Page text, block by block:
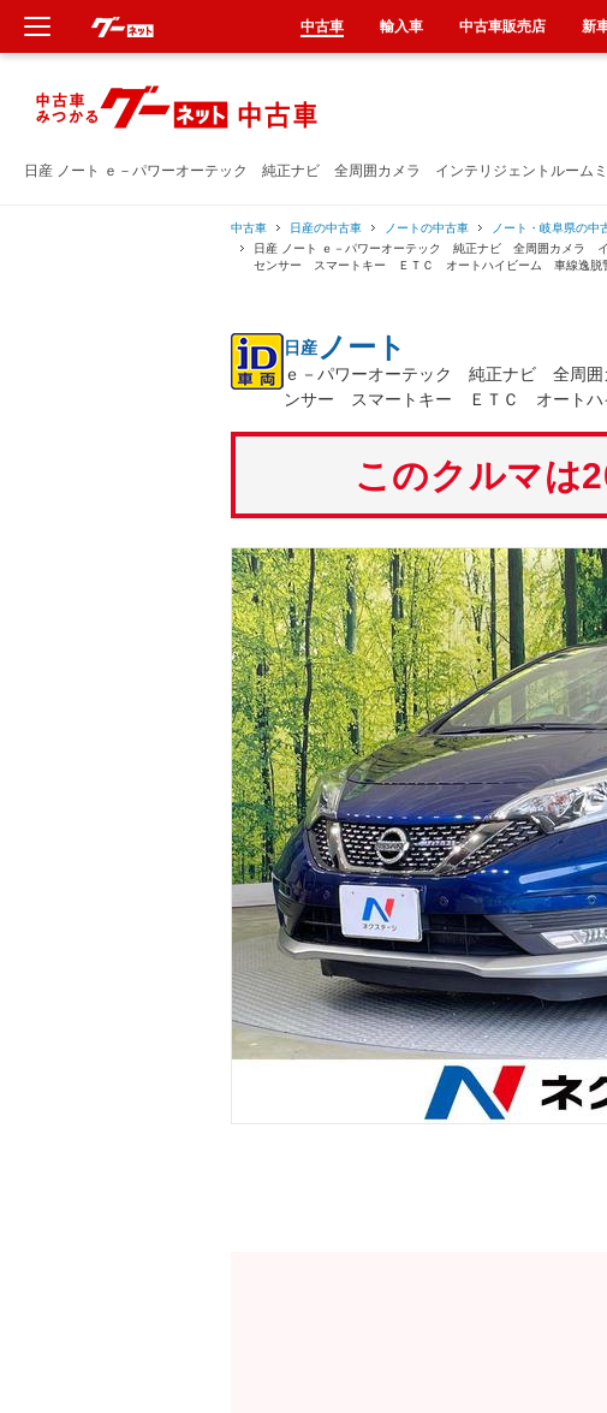
日産 ノート ｅ－パワーオーテック 純正ナビ 全周囲カメラ インテリジェントルーム
中古車 日産の中古車 ノートの中古車 ノート・岐阜県の中
日産 ノート ｅ－パワーオーテック 純正ナビ 全周囲カメラ
センサー スマートキー ＥＴＣ オートハイビーム 車線逸脱
日産 ノート
ｅ－パワーオーテック 純正ナビ 全周
ンサー スマートキー ＥＴＣ オートハ
このクルマは
中古車 輸入車 中古車販売店 新
新車
中古車